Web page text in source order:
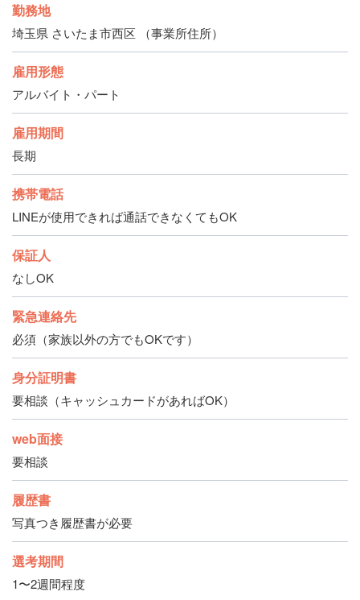
勤務地
埼玉県 さいたま市西区 （事業所住所）
雇用形態
アルバイト・パート
雇用期間
長期
携帯電話
LINEが使用できれば通話できなくてもOK
保証人
なしOK
緊急連絡先
必須（家族以外の方でもOKです）
身分証明書
要相談（キャッシュカードがあればOK）
web面接
要相談
履歴書
写真つき履歴書が必要
選考期間
1〜2週間程度